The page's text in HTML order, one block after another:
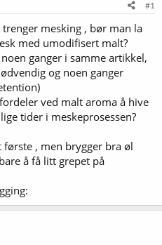
#1
mesking , bør man la
med umodifisert malt?
ganger i samme artikkel,
og noen ganger
ved malt aroma å hive
tider i meskeprosessen?
, men brygger bra øl
å få litt grepet på